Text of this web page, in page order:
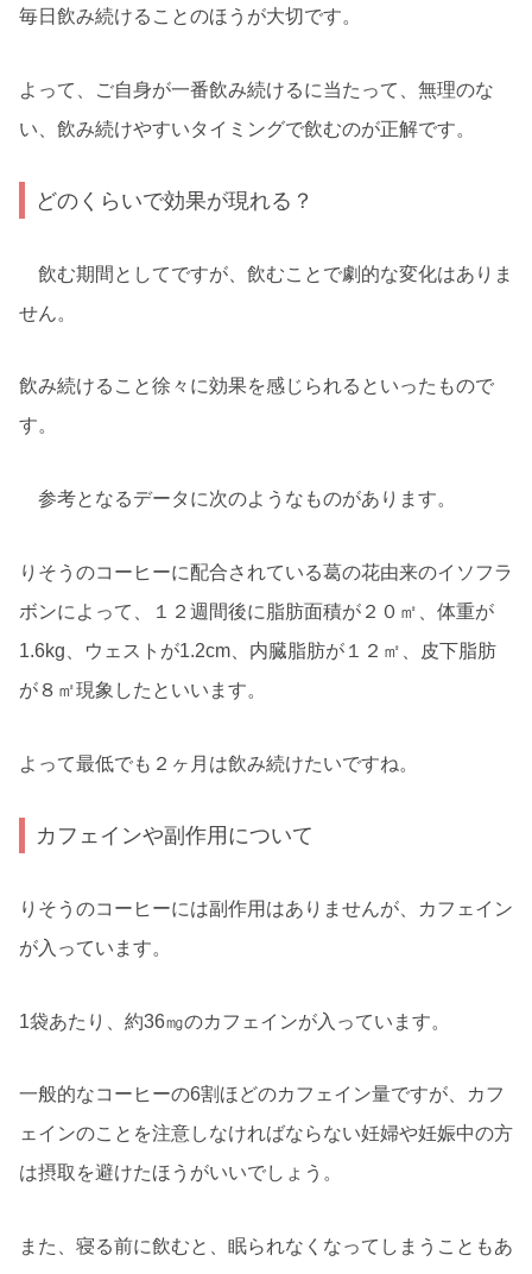
毎日飲み続けることのほうが大切です。
よって、ご自身が一番飲み続けるに当たって、無理のな
い、飲み続けやすいタイミングで飲むのが正解です。
どのくらいで効果が現れる？
飲む期間としてですが、飲むことで劇的な変化はありま
せん。
飲み続けること徐々に効果を感じられるといったもので
す。
参考となるデータに次のようなものがあります。
りそうのコーヒーに配合されている葛の花由来のイソフラ
ボンによって、１２週間後に脂肪面積が２０㎡、体重が
1.6kg、ウェストが1.2cm、内臓脂肪が１２㎡、皮下脂肪
が８㎡現象したといいます。
よって最低でも２ヶ月は飲み続けたいですね。
カフェインや副作用について
りそうのコーヒーには副作用はありませんが、カフェイン
が入っています。
1袋あたり、約36㎎のカフェインが入っています。
一般的なコーヒーの6割ほどのカフェイン量ですが、カフ
ェインのことを注意しなければならない妊婦や妊娠中の方
は摂取を避けたほうがいいでしょう。
また、寝る前に飲むと、眠られなくなってしまうこともあ